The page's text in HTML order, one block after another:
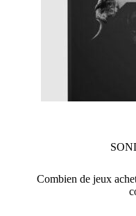
Combien de jeux